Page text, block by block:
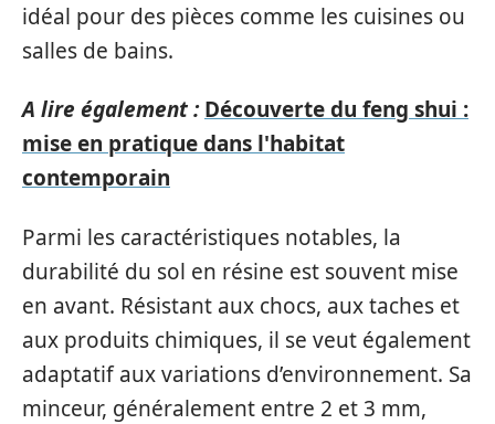
idéal pour des pièces comme les cuisines ou
salles de bains.
A lire également : Découverte du feng shui :
mise en pratique dans l'habitat
contemporain
Parmi les caractéristiques notables, la
durabilité du sol en résine est souvent mise
en avant. Résistant aux chocs, aux taches et
aux produits chimiques, il se veut également
adaptatif aux variations d’environnement. Sa
minceur, généralement entre 2 et 3 mm,